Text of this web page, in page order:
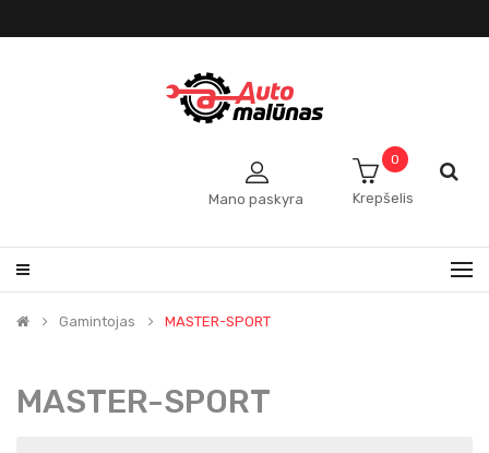
Mano paskyra Krepšelis
0
Gamintojas MASTER-SPORT
MASTER-SPORT